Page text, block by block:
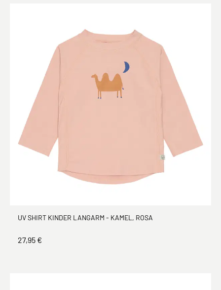
UV SHIRT KINDER LANGARM - KAMEL, ROSA
27,95 €